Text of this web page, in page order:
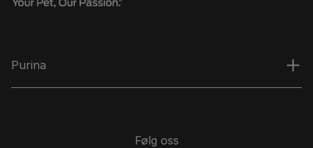
Purina
Følg oss